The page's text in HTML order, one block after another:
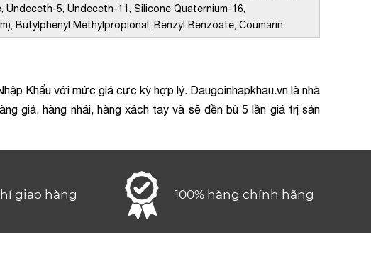
5, Undeceth-11, Silicone Quaternium-16,
Butylphenyl Methylpropional, Benzyl Benzoate, Coumarin.
Khẩu với mức giá cực kỳ hợp lý. Daugoinhapkhau.vn là nhà
giả, hàng nhái, hàng xách tay và sẽ đền bù 5 lần giá trị sản
giao hàng 100% hàng chính hãng